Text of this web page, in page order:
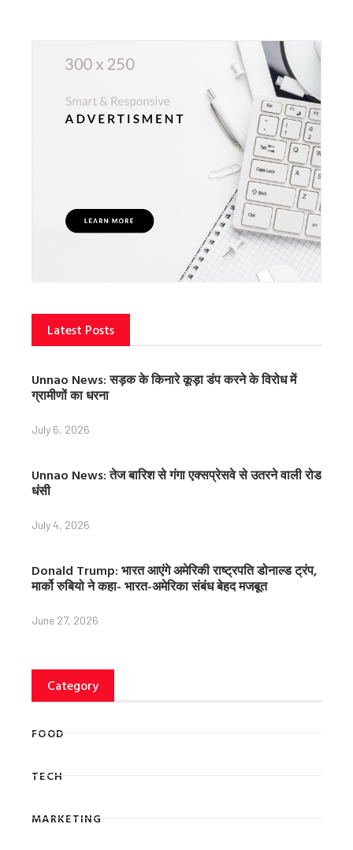
Latest Posts
Unnao News: सड़क के किनारे कूड़ा डंप करने के विरोध में
ग्रामीणों का धरना
July 6, 2026
Unnao News: तेज बारिश से गंगा एक्सप्रेसवे से उतरने वाली रोड
धंसी
July 4, 2026
Donald Trump: भारत आएंगे अमेरिकी राष्ट्रपति डोनाल्ड ट्रंप,
मार्को रुबियो ने कहा- भारत-अमेरिका संबंध बेहद मजबूत
June 27, 2026
Category
FOOD
TECH
MARKETING